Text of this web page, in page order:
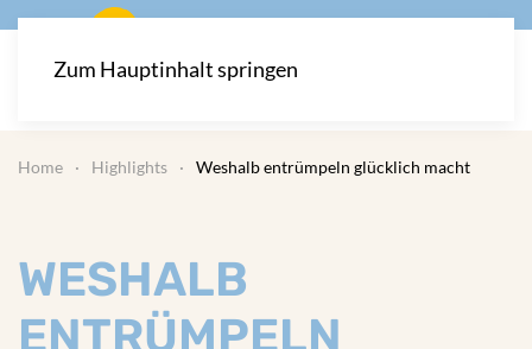
Zum Hauptinhalt springen
Home Highlights Weshalb entrümpeln glücklich macht
WESHALB
ENTRÜMPELN